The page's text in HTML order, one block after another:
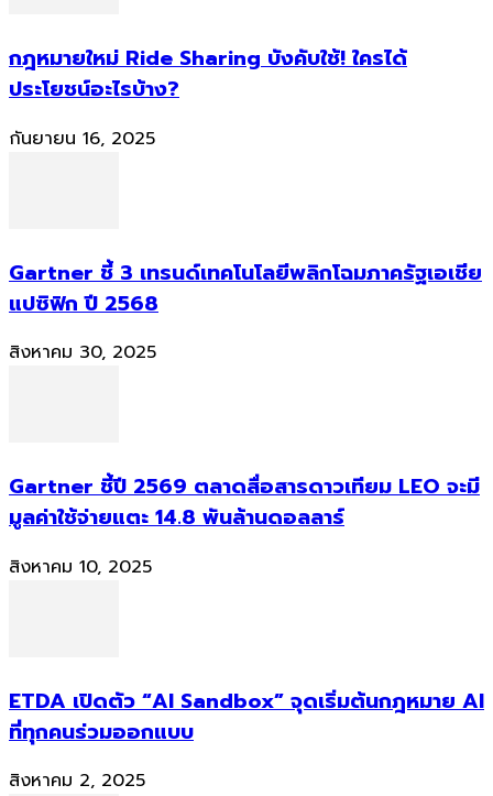
กฎหมายใหม่ Ride Sharing บังคับใช้! ใครได้
ประโยชน์อะไรบ้าง?
กันยายน 16, 2025
Gartner ชี้ 3 เทรนด์เทคโนโลยีพลิกโฉมภาครัฐเอเชีย
แปซิฟิก ปี 2568
สิงหาคม 30, 2025
Gartner ชี้ปี 2569 ตลาดสื่อสารดาวเทียม LEO จะมี
มูลค่าใช้จ่ายแตะ 14.8 พันล้านดอลลาร์
สิงหาคม 10, 2025
ETDA เปิดตัว “AI Sandbox” จุดเริ่มต้นกฎหมาย AI
ที่ทุกคนร่วมออกแบบ
สิงหาคม 2, 2025